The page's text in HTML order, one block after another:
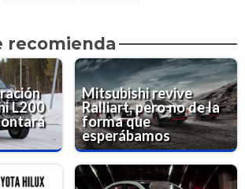
recomienda
L200
Mitsubishi revive
Ralliart, pero no de la
forma que
esperábamos